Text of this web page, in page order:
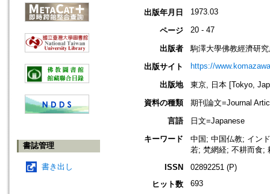
書誌管理
書き出し
出版年月日 1973.03
ページ 20 - 47
出版者
駒澤大學佛教經濟研
出版サイト
https://
出版地
東京, 日本 [Tokyo,
資料の種類
期刊論文=Journal
言語
日文=Japanese
キーワード
中国; 中国仏教; イン
若; 梵網経; 不耕而食;
ISSN
02892251 (P)
ヒット数
693